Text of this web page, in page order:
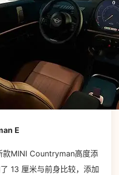
E
款MINI Countryman高度添
13 厘米与前身比较，添加